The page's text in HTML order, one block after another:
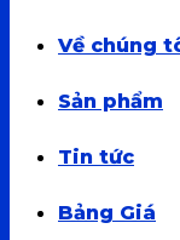
Về chúng
Sản phẩm
Tin tức
Bảng Giá